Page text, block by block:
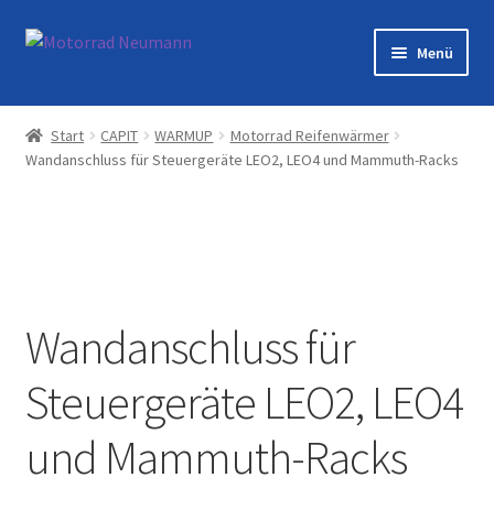
Zur
Zum
Menü
Startseite
Shop
Werkstatt
Galerie
Kontakt
Start CAPIT WARMUP
Motorrad Reifenwärmer
Wandanschluss für Steuergeräte LEO2, LEO4 und Mammuth-Racks
Wandanschluss für
Steuergeräte LEO2, LEO4
und Mammuth-Racks